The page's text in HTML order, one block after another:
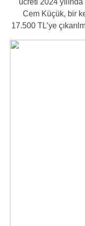
ücreti 2024
Cem Küçük, bir
17.500 TL’ye